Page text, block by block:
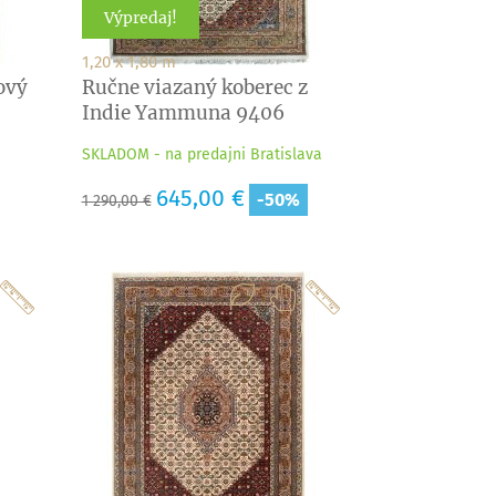
Výpredaj!
1,20 x 1,80 m
Ručne viazaný koberec z
Indie Yammuna 9406
SKLADOM - na predajni Bratislava
Základná
1 290,00 € Cena
645,00 € -50%